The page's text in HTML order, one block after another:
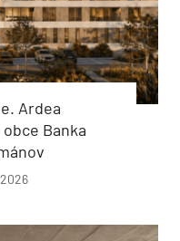
Ardea
Banka